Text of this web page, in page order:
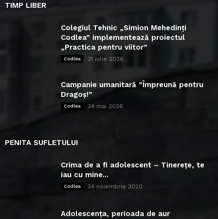
TIMP LIBER
Colegiul Tehnic „Simion Mehedinți
Codlea” implementează proiectul
„Practica pentru viitor”
Codlea 31 iulie 2026
Campanie umanitară ”Împreună pentru
Dragoș!”
Codlea 24 mai 2026
PENITA SUFLETULUI
Crima de a fi adolescent – Tinerețe, te
iau cu mine...
Codlea 24 noiembrie 2020
Adolescența, perioada de aur